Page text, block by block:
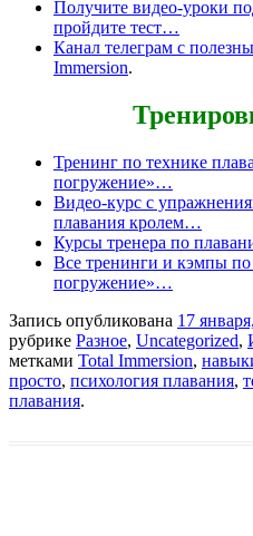
Получите видео-уроки
пройдите тест…
Канал телеграм с
Immersion.
Тренинг по технике
погружение»…
Видео-курс с
плавания кролем…
Курсы тренера по
Все тренинги и кэмпы
погружение»…
Запись опубликована 17
рубрике Разное, Uncategorized,
метками Total Immersion,
просто, психология плавания,
плавания.